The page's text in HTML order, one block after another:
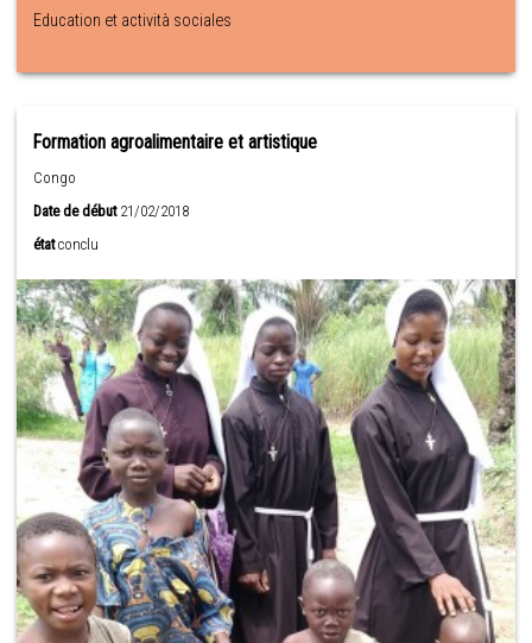
Education et actività sociales
Formation agroalimentaire et artistique
Congo
Date de début21/02/2018
état conclu